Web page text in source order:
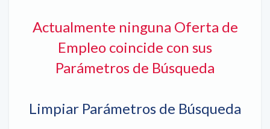
Actualmente ninguna Oferta de
Empleo coincide con sus
Parámetros de Búsqueda
Limpiar Parámetros de Búsqueda